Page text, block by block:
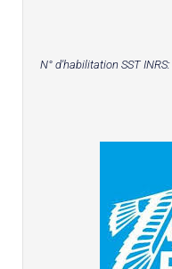
N° d'habilitation SST INRS: